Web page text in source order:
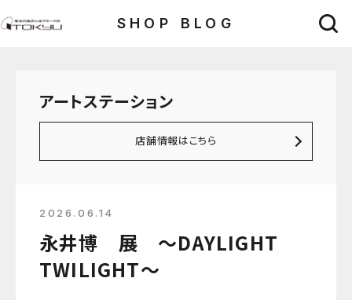
SHOP BLOG
アートステーション
店舗情報はこちら
2026.06.14
永井博 展 〜DAYLIGHT
TWILIGHT〜